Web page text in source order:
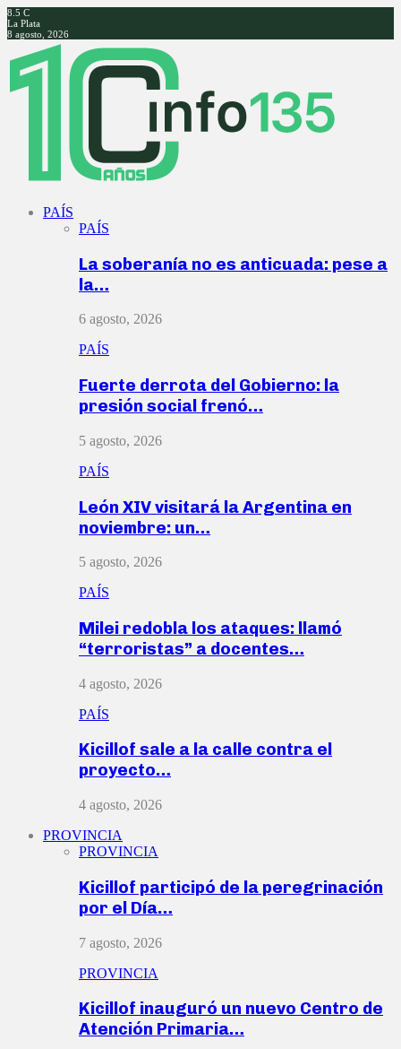
8.5 C
La Plata
8 agosto, 2026
Facebook
Twitter
Instagram
Youtube
PAÍS
PAÍS
La soberanía no es anticuada: pese a
la…
6 agosto, 2026
PAÍS
Fuerte derrota del Gobierno: la
presión social frenó…
5 agosto, 2026
PAÍS
León XIV visitará la Argentina en
noviembre: un…
5 agosto, 2026
PAÍS
Milei redobla los ataques: llamó
“terroristas” a docentes…
4 agosto, 2026
PAÍS
Kicillof sale a la calle contra el
proyecto…
4 agosto, 2026
PROVINCIA
PROVINCIA
Kicillof participó de la peregrinación
por el Día…
7 agosto, 2026
PROVINCIA
Kicillof inauguró un nuevo Centro de
Atención Primaria…